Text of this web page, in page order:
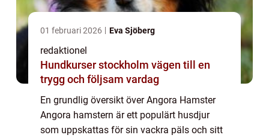
01 februari 2026 Eva Sjöberg
redaktionel
Hundkurser stockholm vägen till en
trygg och följsam vardag
En grundlig översikt över Angora Hamster
Angora hamstern är ett populärt husdjur
som uppskattas för sin vackra päls och sitt